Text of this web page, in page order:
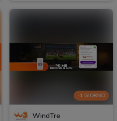
-1 GIORNO
WindTre